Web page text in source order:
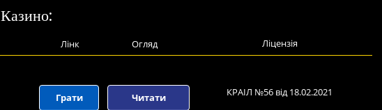
Лінк Огляд Ліцензія
Грати Читати КРАІЛ №56 від 18.02.2021